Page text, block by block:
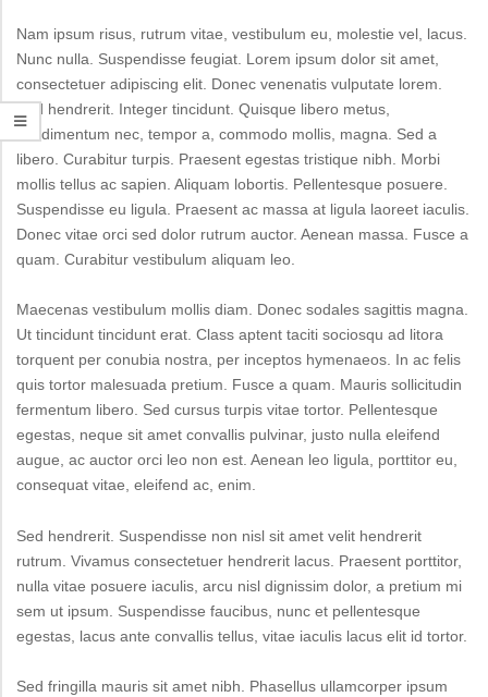
Nam ipsum risus, rutrum vitae, vestibulum eu, molestie vel, lacus.
Nunc nulla. Suspendisse feugiat. Lorem ipsum dolor sit amet,
consectetuer adipiscing elit. Donec venenatis vulputate lorem.
Sed hendrerit. Integer tincidunt. Quisque libero metus,
condimentum nec, tempor a, commodo mollis, magna. Sed a
libero. Curabitur turpis. Praesent egestas tristique nibh. Morbi
mollis tellus ac sapien. Aliquam lobortis. Pellentesque posuere.
Suspendisse eu ligula. Praesent ac massa at ligula laoreet iaculis.
Donec vitae orci sed dolor rutrum auctor. Aenean massa. Fusce a
quam. Curabitur vestibulum aliquam leo.
Maecenas vestibulum mollis diam. Donec sodales sagittis magna.
Ut tincidunt tincidunt erat. Class aptent taciti sociosqu ad litora
torquent per conubia nostra, per inceptos hymenaeos. In ac felis
quis tortor malesuada pretium. Fusce a quam. Mauris sollicitudin
fermentum libero. Sed cursus turpis vitae tortor. Pellentesque
egestas, neque sit amet convallis pulvinar, justo nulla eleifend
augue, ac auctor orci leo non est. Aenean leo ligula, porttitor eu,
consequat vitae, eleifend ac, enim.
Sed hendrerit. Suspendisse non nisl sit amet velit hendrerit
rutrum. Vivamus consectetuer hendrerit lacus. Praesent porttitor,
nulla vitae posuere iaculis, arcu nisl dignissim dolor, a pretium mi
sem ut ipsum. Suspendisse faucibus, nunc et pellentesque
egestas, lacus ante convallis tellus, vitae iaculis lacus elit id tortor.
Sed fringilla mauris sit amet nibh. Phasellus ullamcorper ipsum